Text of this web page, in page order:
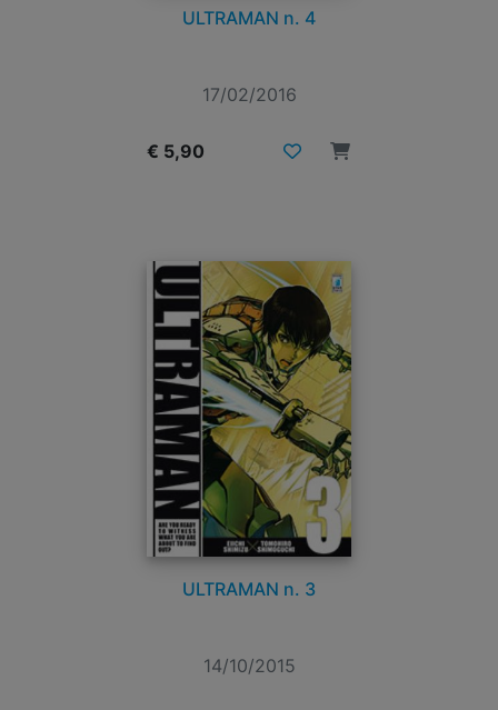
ULTRAMAN n. 4
17/02/2016
€ 5,90
ULTRAMAN n. 3
14/10/2015